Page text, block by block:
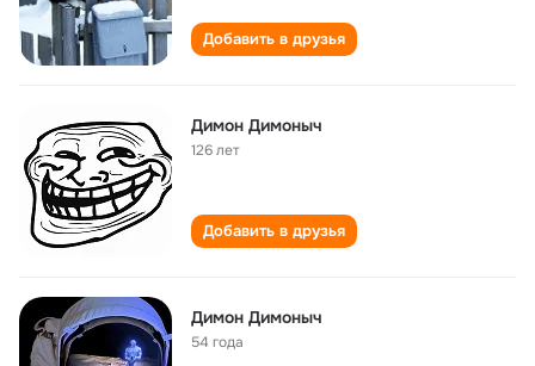
Добавить в друзья
Димон Димоныч
126 лет
Добавить в друзья
Димон Димоныч
54 года